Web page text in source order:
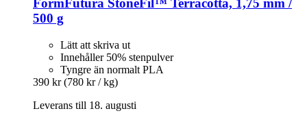
FormFutura StoneFil™ Terracotta, 1,75 mm /
500 g
Lätt att skriva ut
Innehåller 50% stenpulver
Tyngre än normalt PLA
390 kr (780 kr / kg)
Leverans till 18. augusti